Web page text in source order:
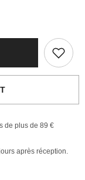
de plus de 89 €
après réception.